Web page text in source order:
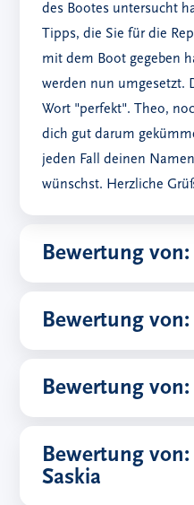
des Bootes untersucht
Tipps, die Sie für die
mit dem Boot gegeben
werden nun umgesetzt.
Wort "perfekt". Theo,
dich gut darum
jeden Fall deinen
wünschst. Herzliche
Bewertung von:
Bewertung von:
Bewertung von:
Bewertung von:
Saskia